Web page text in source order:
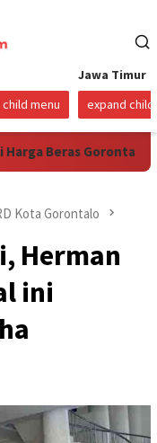
menu
Jawa Timur
expand child
Beras Gorontalo
Kota Gorontalo
Herman
ini